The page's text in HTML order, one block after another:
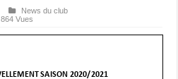
News du club
864 Vues